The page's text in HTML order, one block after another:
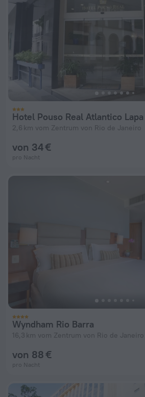
Hotel Pouso Real Atlantico Lapa
2,6 km vom Zentrum von Rio de Janeiro
von 34 €
pro Nacht
Wyndham Rio Barra
16,3 km vom Zentrum von Rio de Janeiro
von 88 €
pro Nacht